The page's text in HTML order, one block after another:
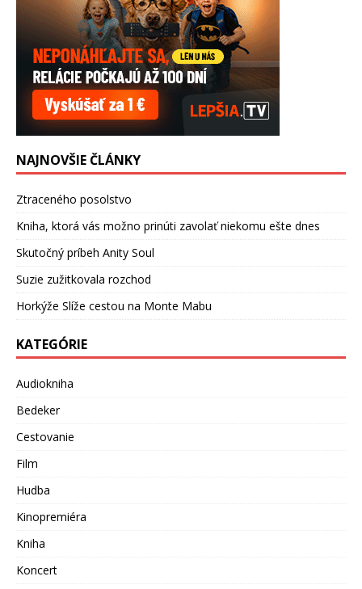
NAJNOVŠIE ČLÁNKY
Ztraceného posolstvo
Kniha, ktorá vás možno prinúti zavolať niekomu ešte dnes
Skutočný príbeh Anity Soul
Suzie zužitkovala rozchod
Horkýže Slíže cestou na Monte Mabu
KATEGÓRIE
Audiokniha
Bedeker
Cestovanie
Film
Hudba
Kinopremiéra
Kniha
Koncert